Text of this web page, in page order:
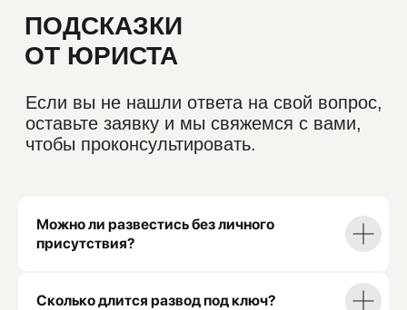
Можно ли развестись без личного
присутствия?
Сколько длится развод под ключ?